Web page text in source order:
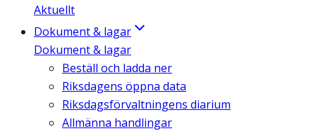
Aktuellt
Dokument & lagar
Dokument & lagar
Beställ och ladda ner
Riksdagens öppna data
Riksdagsförvaltningens diarium
Allmänna handlingar